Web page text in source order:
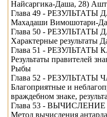
Найсаргика-Дашa, 28)
Глава 49 - РЕЗУЛЬТАТЫ
Махадаши Вимошотари-
Глава 50 -
Характерные результаты
Глава 51 -
Результаты правителей
Рыбы
Глава 52 - РЕЗУЛЬТАТЫ
Благоприятные и
враждебном знаке,
Глава 53 -
Метод вычисления